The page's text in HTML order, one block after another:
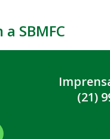
SBMFC
(21)